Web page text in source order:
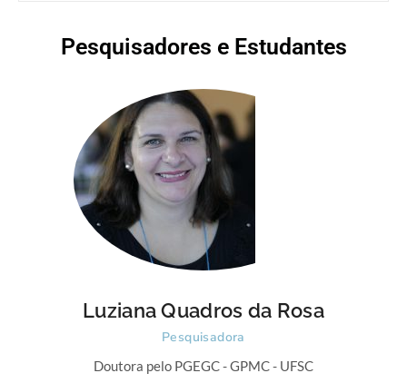
Pesquisadores e Estudantes
Luziana Quadros da Rosa
Pesquisadora
Doutora pelo PGEGC - GPMC - UFSC